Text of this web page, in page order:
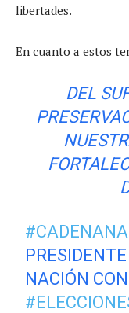
libertades.
En cuanto a estos
DEL
PRESIDENTE
NACIÓN